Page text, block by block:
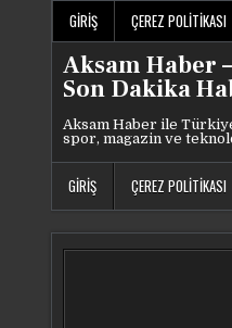
GIRIŞ ÇEREZ POLITIKASI
Aksam Haber
Son Dakika
Aksam Haber ile
spor, magazin ve
GIRIŞ ÇEREZ POLITIKASI